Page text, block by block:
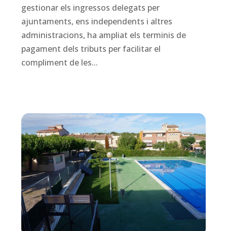
gestionar els ingressos delegats per
ajuntaments, ens independents i altres
administracions, ha ampliat els terminis de
pagament dels tributs per facilitar el
compliment de les...